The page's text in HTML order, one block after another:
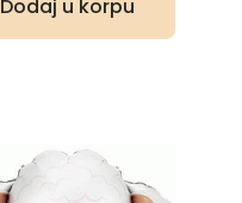
Dodaj u korpu